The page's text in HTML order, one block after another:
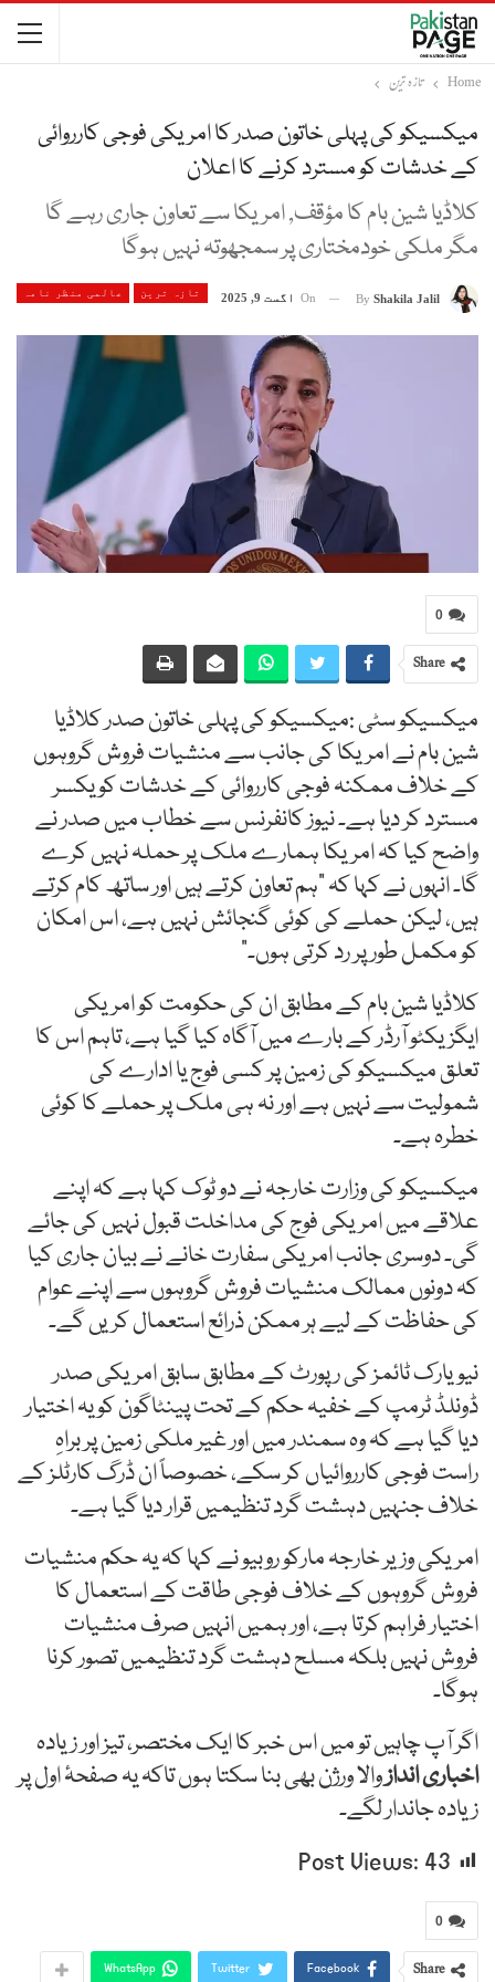
Home
تازہ ترین
میکسیکو کی پہلی خاتون صدر کا امریکی فوجی کارروائی
کے خدشات کو مسترد کرنے کا اعلان
کلاڈیا شین بام کا مؤقف, امریکا سے تعاون جاری رہے گا
مگر ملکی خودمختاری پر سمجھوتہ نہیں ہوگا
تازہ ترین عالمی منظر نامہ By Shakila Jalil
On اگست 9, 2025
0
Share
میکسیکو سٹی :میکسیکو کی پہلی خاتون صدر کلاڈیا
شین بام نے امریکا کی جانب سے منشیات فروش گروہوں
کے خلاف ممکنہ فوجی کارروائی کے خدشات کو یکسر
مسترد کر دیا ہے۔ نیوز کانفرنس سے خطاب میں صدر نے
واضح کیا کہ امریکا ہمارے ملک پر حملہ نہیں کرے
گا۔ انہوں نے کہا کہ "ہم تعاون کرتے ہیں اور ساتھ کام کرتے
ہیں، لیکن حملے کی کوئی گنجائش نہیں ہے، اس امکان
کو مکمل طور پر رد کرتی ہوں۔”
کلاڈیا شین بام کے مطابق ان کی حکومت کو امریکی
ایگزیکٹو آرڈر کے بارے میں آگاہ کیا گیا ہے، تاہم اس کا
تعلق میکسیکو کی زمین پر کسی فوج یا ادارے کی
شمولیت سے نہیں ہے اور نہ ہی ملک پر حملے کا کوئی
خطرہ ہے۔
میکسیکو کی وزارت خارجہ نے دو ٹوک کہا ہے کہ اپنے
علاقے میں امریکی فوج کی مداخلت قبول نہیں کی جائے
گی۔ دوسری جانب امریکی سفارت خانے نے بیان جاری کیا
کہ دونوں ممالک منشیات فروش گروہوں سے اپنے عوام
کی حفاظت کے لیے ہر ممکن ذرائع استعمال کریں گے۔
نیویارک ٹائمز کی رپورٹ کے مطابق سابق امریکی صدر
ڈونلڈ ٹرمپ کے خفیہ حکم کے تحت پینٹاگون کو یہ اختیار
دیا گیا ہے کہ وہ سمندر میں اور غیر ملکی زمین پر براہِ
راست فوجی کارروائیاں کر سکے، خصوصاً ان ڈرگ کارٹلز کے
خلاف جنہیں دہشت گرد تنظیمیں قرار دیا گیا ہے۔
امریکی وزیر خارجہ مارکو روبیو نے کہا کہ یہ حکم منشیات
فروش گروہوں کے خلاف فوجی طاقت کے استعمال کا
اختیار فراہم کرتا ہے، اور ہمیں انہیں صرف منشیات
فروش نہیں بلکہ مسلح دہشت گرد تنظیمیں تصور کرنا
ہوگا۔
اگر آپ چاہیں تو میں اس خبر کا ایک مختصر، تیز اور زیادہ
اخباری اندازوالا ورژن بھی بنا سکتا ہوں تاکہ یہ صفحۂ اول پر
زیادہ جاندار لگے۔
Post Views: 43
0
Share
Facebook
Twitter
WhatsApp